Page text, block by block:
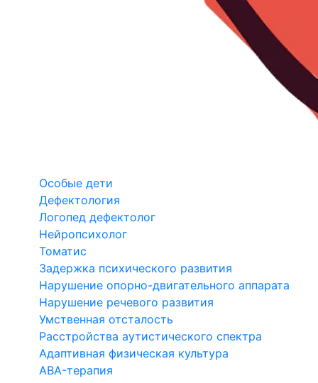
Особые дети
Дефектология
Логопед дефектолог
Нейропсихолог
Томатис
Задержка психического развития
Нарушение опорно-двигательного аппарата
Нарушение речевого развития
Умственная отсталость
Расстройства аутистического спектра
Адаптивная физическая культура
ABA-терапия